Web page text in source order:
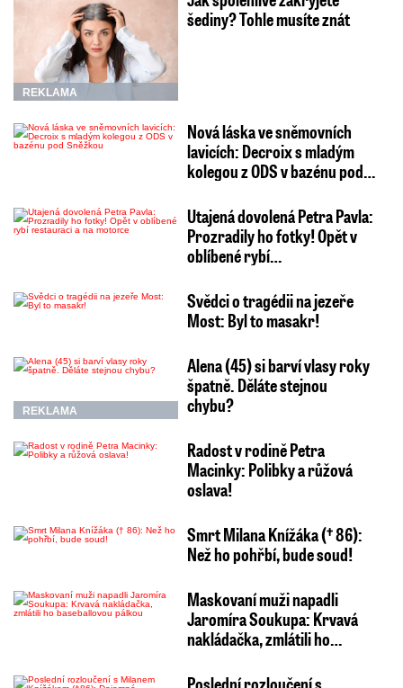
REKLAMA
šediny? Tohle musíte znát
Nová láska ve sněmovních
lavicích: Decroix s mladým
kolegou z ODS v bazénu pod…
Utajená dovolená Petra Pavla:
Prozradily ho fotky! Opět v
oblíbené rybí…
Svědci o tragédii na jezeře
Most: Byl to masakr!
REKLAMA
Alena (45) si barví vlasy roky
špatně. Děláte stejnou
chybu?
Radost v rodině Petra
Macinky: Polibky a růžová
oslava!
Smrt Milana Knížáka († 86):
Než ho pohřbí, bude soud!
Maskovaní muži napadli
Jaromíra Soukupa: Krvavá
nakládačka, zmlátili ho…
Poslední rozloučení s